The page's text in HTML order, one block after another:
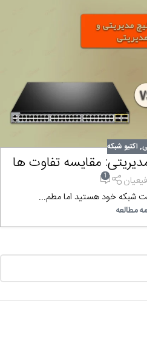
, اکتیو شبکه
مقایسه تفاوت ها
1
شبکه خود هستید اما مطم...
مطالعه